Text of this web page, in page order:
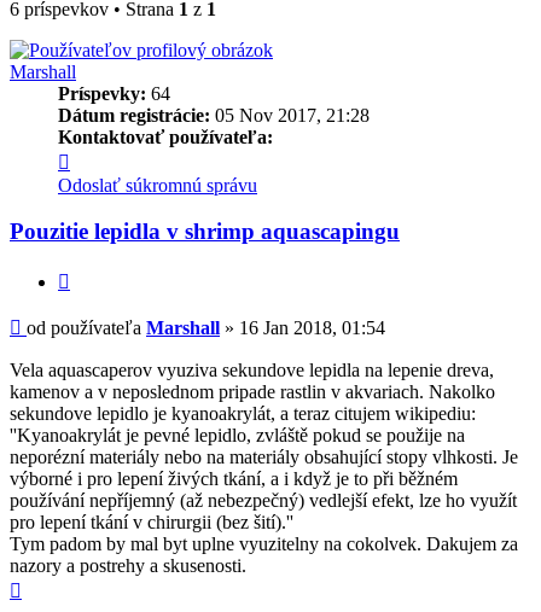
6 príspevkov • Strana 1 z 1
Marshall
Príspevky: 64
Dátum registrácie: 05 Nov 2017, 21:28
Kontaktovať používateľa:
informácie
používateľa
-
Marshall
Odoslať súkromnú správu
Pouzitie lepidla v shrimp aquascapingu
Príspevok
od používateľa Marshall » 16 Jan 2018, 01:54
Vela aquascaperov vyuziva sekundove lepidla na lepenie dreva,
kamenov a v neposlednom pripade rastlin v akvariach. Nakolko
sekundove lepidlo je kyanoakrylát, a teraz citujem wikipediu:
''Kyanoakrylát je pevné lepidlo, zvláště pokud se použije na
neporézní materiály nebo na materiály obsahující stopy vlhkosti. Je
výborné i pro lepení živých tkání, a i když je to při běžném
používání nepříjemný (až nebezpečný) vedlejší efekt, lze ho využít
pro lepení tkání v chirurgii (bez šití).''
Tym padom by mal byt uplne vyuzitelny na cokolvek. Dakujem za
nazory a postrehy a skusenosti.